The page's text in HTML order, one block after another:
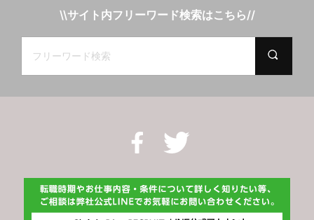
\\サイト内フリーワード検索はこちら//